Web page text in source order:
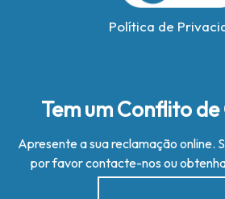
Política de
Tem um Conflito de
Apresente a sua reclamação online.
por favor contacte-nos ou